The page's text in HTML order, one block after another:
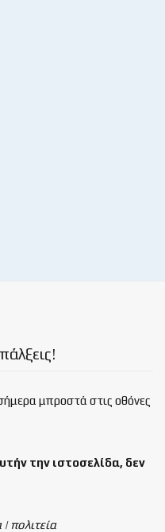
μπροστά στις οθόνες
την ιστοσελίδα, δεν
πολιτεία